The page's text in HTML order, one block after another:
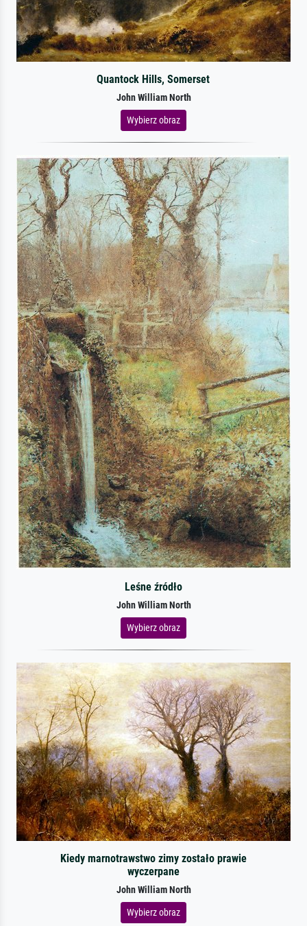
Quantock Hills, Somerset
John William North
Wybierz obraz
Leśne źródło
John William North
Wybierz obraz
Kiedy marnotrawstwo zimy zostało prawie
wyczerpane
John William North
Wybierz obraz